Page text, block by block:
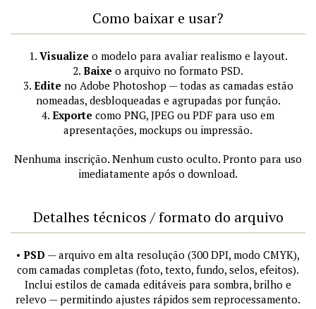
Como baixar e usar?
1. Visualize o modelo para avaliar realismo e layout.
2. Baixe o arquivo no formato PSD.
3. Edite no Adobe Photoshop — todas as camadas estão
nomeadas, desbloqueadas e agrupadas por função.
4. Exporte como PNG, JPEG ou PDF para uso em
apresentações, mockups ou impressão.
Nenhuma inscrição. Nenhum custo oculto. Pronto para uso
imediatamente após o download.
Detalhes técnicos / formato do arquivo
• PSD — arquivo em alta resolução (300 DPI, modo CMYK),
com camadas completas (foto, texto, fundo, selos, efeitos).
Inclui estilos de camada editáveis para sombra, brilho e
relevo — permitindo ajustes rápidos sem reprocessamento.